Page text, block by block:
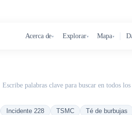
Acerca de▾ Explorar▾ Mapa▾
Escribe palabras clave para buscar en todos
Incidente 228 TSMC Té de burbujas